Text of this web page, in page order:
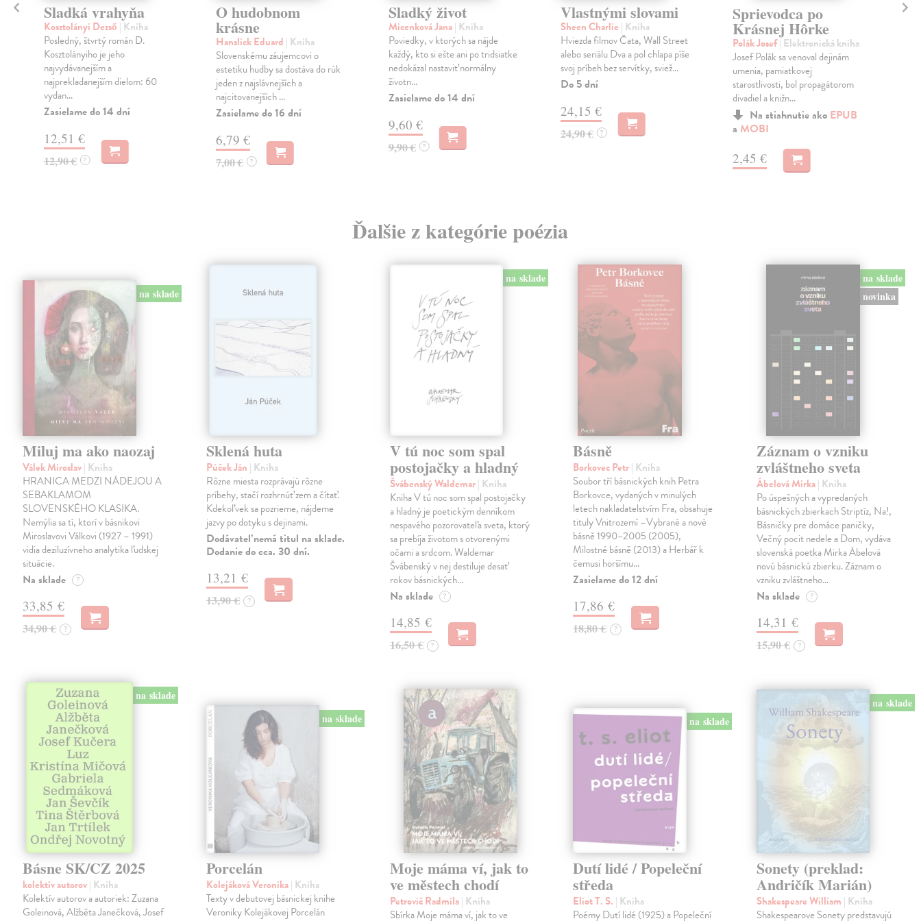
Sladká vrahyňa
Kosztolányi Dezső | Kniha
Posledný, štvrtý román D.
Kosztolányiho je jeho
najvydávanejším a
najprekladanejším dielom: 60
vydan...
Zasielame do 14 dní
12,51 €
12,90 € ?
O hudobnom
krásne
Hanslick Eduard | Kniha
Slovenskému záujemcovi o
estetiku hudby sa dostáva do rúk
jeden z najslávnejších a
najcitovanejších ...
Zasielame do 16 dní
6,79 €
7,00 € ?
Sladký život
Micenková Jana| Kniha
Poviedky, v ktorých sa nájde
každý, kto si ešte ani po tridsiatke
nedokázal nastaviť normálny
životn...
Zasielame do 14 dní
9,60 €
9,90 € ?
Vlastnými slovami
Sheen Charlie | Kniha
Hviezda filmov Čata, Wall Street
alebo seriálu Dva a pol chlapa píše
svoj príbeh bez servítky, sviež...
Do 5 dní
24,15 €
24,90 € ?
Sprievodca po
Krásnej Hôrke
Polák Josef| Elektronická kniha
Josef Polák sa venoval dejinám
umenia, pamiatkovej
starostlivosti, bol propagátorom
divadiel a knižn...
Na stiahnutie ako EPUB
a MOBI
2,45 €
Ďalšie z kategórie poézia
na sklade
Miluj ma ako naozaj
Válek Miroslav| Kniha
HRANICA MEDZI NÁDEJOU A
SEBAKLAMOM
SLOVENSKÉHO KLASIKA.
Nemýlia sa tí, ktorí v básnikovi
Miroslavovi Válkovi (1927 – 1991)
vidia deziluzívneho analytika ľudskej
situácie.
Na sklade ?
33,85 €
34,90 € ?
Sklená huta
Púček Ján | Kniha
Rôzne miesta rozprávajú rôzne
príbehy, stačí rozhrnúť zem a čítať.
Kdekoľvek sa pozrieme, nájdeme
jazvy po dotyku s dejinami.
Dodávateľ nemá titul na sklade.
Dodanie do cca. 30 dní.
13,21 €
13,90 € ?
na sklade
V tú noc som spal
postojačky a hladný
Švábenský Waldemar| Kniha
Kniha V tú noc som spal postojačky
a hladný je poetickým denníkom
nespavého pozorovateľa sveta, ktorý
sa prebíja životom s otvorenými
očami a srdcom. Waldemar
Švábenský v nej destiluje desať
rokov básnických…
Na sklade ?
14,85 €
16,50 € ?
Básně
Borkovec Petr| Kniha
Soubor tří básnických knih Petra
Borkovce, vydaných v minulých
letech nakladatelstvím Fra, obsahuje
tituly Vnitrozemí –Vybrané a nové
básně 1990–2005 (2005),
Milostné básně (2013) a Herbář k
čemusi horšímu…
Zasielame do 12 dní
17,86 €
18,80 € ?
na sklade
novinka
Záznam o vzniku
zvláštneho sveta
Ábelová Mirka| Kniha
Po úspešných a vypredaných
básnických zbierkach Striptíz, Na!,
Básničky pre domáce paničky,
Večný pocit nedele a Dom, vydáva
slovenská poetka Mirka Ábelová
novú básnickú zbierku. Záznam o
vzniku zvláštneho…
Na sklade ?
14,31 €
15,90 € ?
na sklade
Básne SK/CZ 2025
kolektív autorov| Kniha
Kolektív autorov a autoriek: Zuzana
Goleinová, Alžběta Janečková, Josef
na sklade
Porcelán
Kolejáková Veronika| Kniha
Texty v debutovej básnickej knihe
Veroniky Kolejákovej Porcelán
Moje máma ví, jak to
ve městech chodí
Petrovič Radmila| Kniha
Sbírka Moje máma ví, jak to ve
na sklade
Dutí lidé / Popeleční
středa
Eliot T. S. | Kniha
Poémy Dutí lidé (1925) a Popeleční
na sklade
Sonety (preklad:
Andričík Marián)
Shakespeare William | Kniha
Shakespearove Sonety predstavujú